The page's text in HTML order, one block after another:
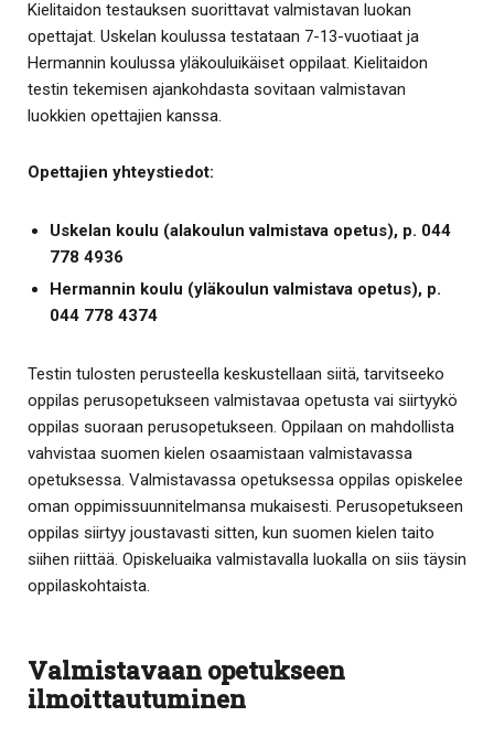
Kielitaidon testauksen suorittavat valmistavan luokan
opettajat. Uskelan koulussa testataan 7-13-vuotiaat ja
Hermannin koulussa yläkouluikäiset oppilaat. Kielitaidon
testin tekemisen ajankohdasta sovitaan valmistavan
luokkien opettajien kanssa.
Opettajien yhteystiedot:
Uskelan koulu (alakoulun valmistava opetus), p. 044
778 4936
Hermannin koulu (yläkoulun valmistava opetus), p.
044 778 4374
Testin tulosten perusteella keskustellaan siitä, tarvitseeko
oppilas perusopetukseen valmistavaa opetusta vai siirtyykö
oppilas suoraan perusopetukseen. Oppilaan on mahdollista
vahvistaa suomen kielen osaamistaan valmistavassa
opetuksessa. Valmistavassa opetuksessa oppilas opiskelee
oman oppimissuunnitelmansa mukaisesti. Perusopetukseen
oppilas siirtyy joustavasti sitten, kun suomen kielen taito
siihen riittää. Opiskeluaika valmistavalla luokalla on siis täysin
oppilaskohtaista.
Valmistavaan opetukseen
ilmoittautuminen